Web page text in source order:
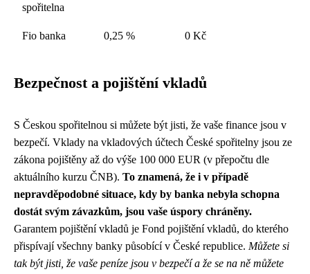
spořitelna
Fio banka 0,25 % 0 Kč
Bezpečnost a pojištění vkladů
S Českou spořitelnou si můžete být jisti, že vaše finance jsou v
bezpečí. Vklady na vkladových účtech České spořitelny jsou ze
zákona pojištěny až do výše 100 000 EUR (v přepočtu dle
aktuálního kurzu ČNB). To znamená, že i v případě
nepravděpodobné situace, kdy by banka nebyla schopna
dostát svým závazkům, jsou vaše úspory chráněny.
Garantem pojištění vkladů je Fond pojištění vkladů, do kterého
přispívají všechny banky působící v České republice. Můžete si
tak být jisti, že vaše peníze jsou v bezpečí a že se na ně můžete